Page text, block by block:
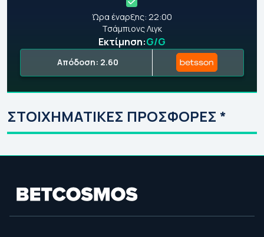
Ώρα έναρξης: 22:00
Τσάμπιονς Λιγκ
Εκτίμηση:G/G
Απόδοση: 2.60
ΣΤΟΙΧΗΜΑΤΙΚΕΣ ΠΡΟΣΦΟΡΕΣ *